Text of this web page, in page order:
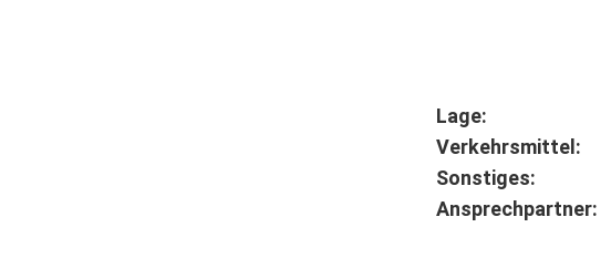
Lage:
Verkehrsmittel:
Sonstiges:
Ansprechpartner: